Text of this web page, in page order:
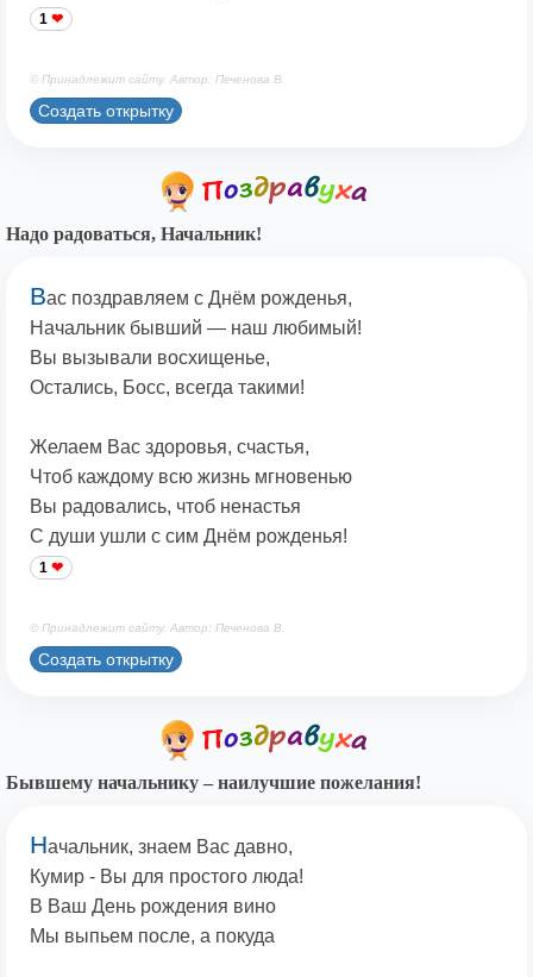
1
© Принадлежит сайту. Автор: Печенова В.
Создать открытку
Надо радоваться, Начальник!
Вас поздравляем с Днём рожденья,
Начальник бывший — наш любимый!
Вы вызывали восхищенье,
Остались, Босс, всегда такими!
Желаем Вас здоровья, счастья,
Чтоб каждому всю жизнь мгновенью
Вы радовались, чтоб ненастья
С души ушли с сим Днём рожденья!
1
© Принадлежит сайту. Автор: Печенова В.
Создать открытку
Бывшему начальнику – наилучшие пожелания!
Начальник, знаем Вас давно,
Кумир - Вы для простого люда!
В Ваш День рождения вино
Мы выпьем после, а покуда